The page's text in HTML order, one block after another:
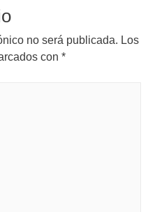
no será publicada. Los
con *